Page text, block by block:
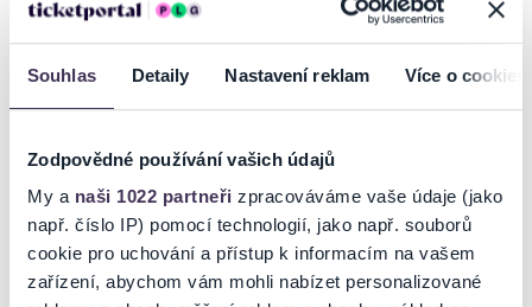
Souhlas Detaily Nastavení reklam Více o cookies
Zodpovědné používání vašich údajů
My a naši 1022 partneři zpracováváme vaše údaje (jako
např. číslo IP) pomocí technologií, jako např. souborů
cookie pro uchování a přístup k informacím na vašem
zařízení, abychom vám mohli nabízet personalizované
LEONA MACHÁLKOVÁ A MARIAN VOJTKO - HVĚZDNÉ DUETY
Hvězdné duety jsou připraveny pro milovníky těch nejkrásnějších
českých a zahraničních písní, které máte rádi.
Zcela nové koncertní letní turné, které zahajuje už 8. května na
nádvoří zámku Třeboň.
Leona Machálková a Marian Vojtko vám budou, na krásné letní scéně
pod širým nebem, během více než 1 a půl hodinového koncertu
zpívat za doprovodu orchestru skladby jako: Přísahám, že jsem to já,
Stín katedrál, Den je krásny, Money, money, money a mnoho dalších.
Leona Machálková
stálice naší popové a muzikálové scény. Od roku 1993 hraje hlavní